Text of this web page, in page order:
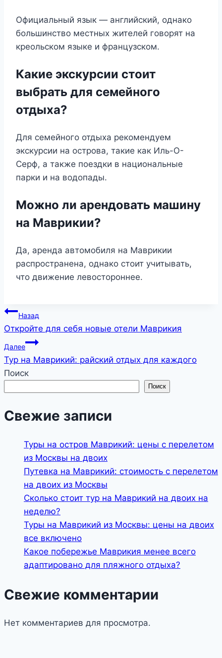
Официальный язык — английский, однако
большинство местных жителей говорят на
креольском языке и французском.
Какие экскурсии стоит
выбрать для семейного
отдыха?
Для семейного отдыха рекомендуем
экскурсии на острова, такие как Иль-О-
Серф, а также поездки в национальные
парки и на водопады.
Можно ли арендовать машину
на Маврикии?
Да, аренда автомобиля на Маврикии
распространена, однако стоит учитывать,
что движение левостороннее.
Навигация
по
записям
Назад
Откройте для себя новые отели Маврикия
Далее
Тур на Маврикий: райский отдых для каждого
Поиск
Поиск
Свежие записи
Туры на остров Маврикий: цены с перелетом
из Москвы на двоих
Путевка на Маврикий: стоимость с перелетом
на двоих из Москвы
Сколько стоит тур на Маврикий на двоих на
неделю?
Туры на Маврикий из Москвы: цены на двоих
все включено
Какое побережье Маврикия менее всего
адаптировано для пляжного отдыха?
Свежие комментарии
Нет комментариев для просмотра.